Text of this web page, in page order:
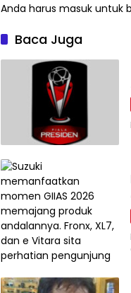
Anda harus masuk untuk
Baca Juga